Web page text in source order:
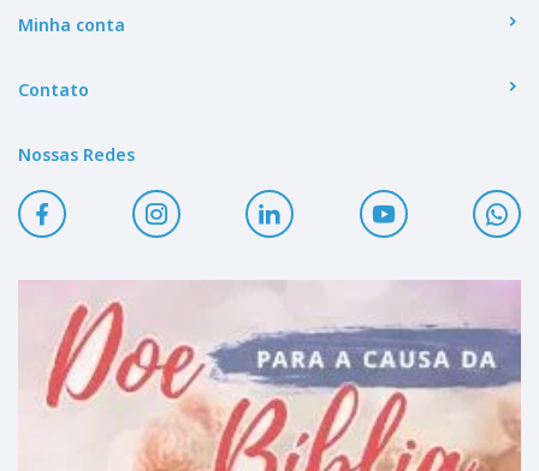
Minha conta
Contato
Nossas Redes